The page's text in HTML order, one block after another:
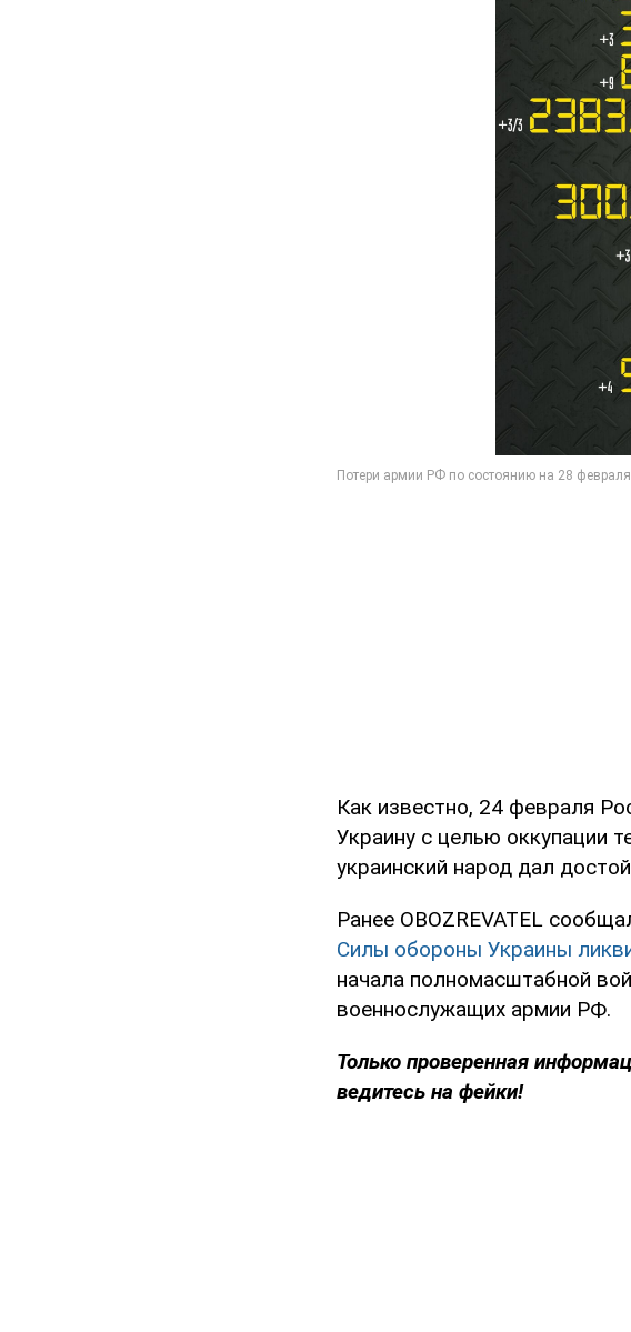
Как известно, 24 февраля
Украину с целью оккупации
украинский народ дал
Ранее OBOZREVATEL
Силы обороны Украины
начала полномасштабной
военнослужащих армии РФ.
Только проверенная
ведитесь на фейки!